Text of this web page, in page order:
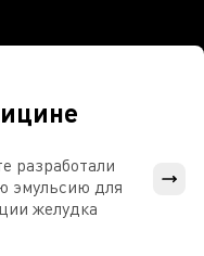
разработали
эмульсию для
желудка